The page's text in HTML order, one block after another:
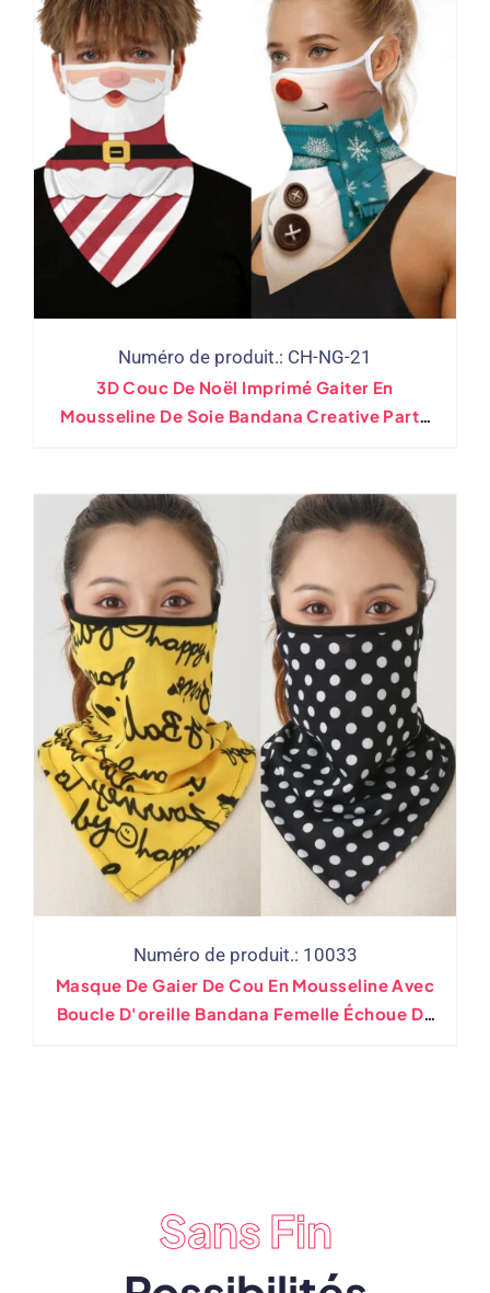
Numéro de produit.: CH-NG-21
3D Couc De Noël Imprimé Gaiter En
Mousseline De Soie Bandana Creative Party
Numéro de produit.: 10033
Masque De Gaier De Cou En Mousseline Avec
Boucle D'oreille Bandana Femelle Échoue De
Sans Fin